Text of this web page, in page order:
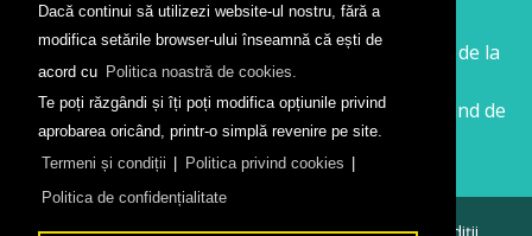
Dacă continui să utilizezi website-ul nostru, fără a
modifica setările browser-ului înseamnă că ești de
acord cu Politica noastră de cookies.
Te poți răzgândi și îți poți modifica opțiunile privind
aprobarea oricând, printr-o simplă revenire pe site.
Termeni și condiții | Politica privind cookies |
Politica de confidențialitate
Wizz Air
Călătorește la Sibiu cu Wizz Air. Zboruri începând de la
26 GBP
Călătorește de la Sibiu cu Wizz Air. Zboruri începând de
la 138 RON